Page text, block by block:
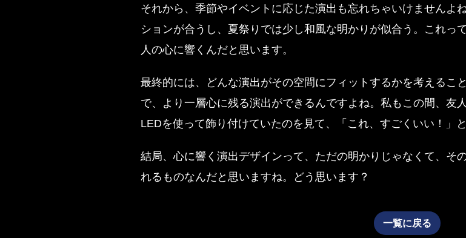
それから、季節やイベントに応じた演出も忘れちゃいけませんよ
ションが合うし、夏祭りでは少し和風な明かりが似合う。これっ
人の心に響くんだと思います。
最終的には、どんな演出がその空間にフィットするかを考えるこ
で、より一層心に残る演出ができるんですよね。私もこの間、友
LEDを使って飾り付けていたのを見て、「これ、すごくいい！」と
結局、心に響く演出デザインって、ただの明かりじゃなくて、そ
れるものなんだと思いますね。どう思います？
一覧に戻る